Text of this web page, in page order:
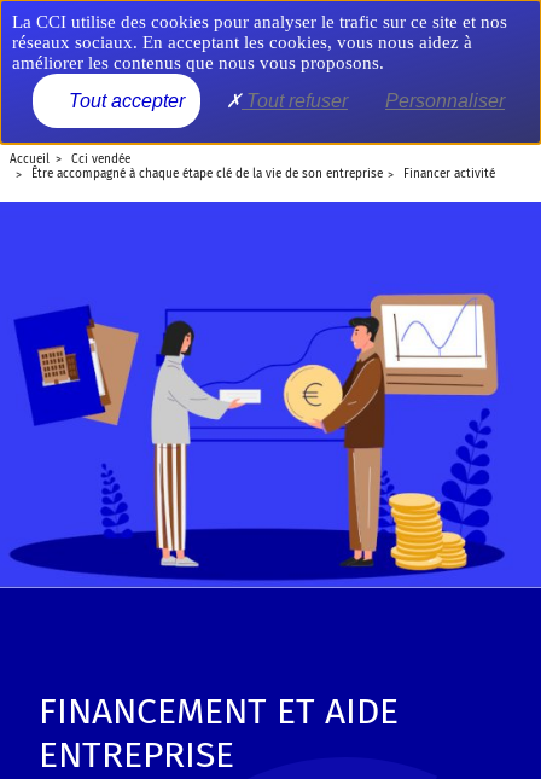
Aller
au
contenu
principal
MENU
accueil
cci vendée
être accompagné à chaque étape clé de la vie de son entreprise
financer activité
FINANCEMENT ET AIDE
ENTREPRISE
Panneau de gestion des cookies
La CCI utilise des cookies pour analyser le trafic sur ce site et nos
réseaux sociaux. En acceptant les cookies, vous nous aidez à
améliorer les contenus que nous vous proposons.
Tout accepter Tout refuser Personnaliser